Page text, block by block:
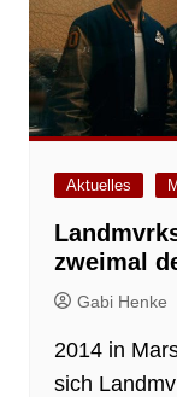
Aktuelles
zweimal
Gabi Henke
2014 in
sich